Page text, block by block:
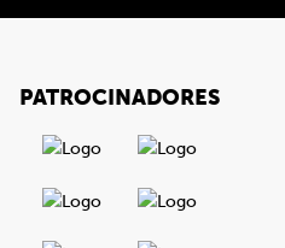
PATROCINADORES